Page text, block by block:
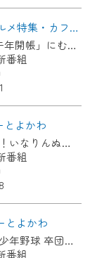
【豊川稲荷周辺グルメ特集・カフェギャラリーごん】Cちゃんのぐるめポケット
11月の「豊川稲荷午年開帳」にむけて、毎月豊川稲荷周辺のグルメを紹介します！ 今回は狐のグッズや縁起物を展示＆販売している古民家カフェ！自慢のお狐ぜんざいやお狐メニューが食べられます♪
番組
とよかわ
〇新商品 販売開始！いなりんぬいぐるみペンケース 〇足立歌謡 歌謡発表会 〇桜ヶ丘ミュージアム美術展 〇総合保健センター OPEN
番組
とよかわ
スポーツ傑作選 〇少年野球 卒団記念大会 〇太田敦也さん スポーツ特別功労賞 〇豊川市の小学生 サッカー世界一 〇豊川工科 スマートフェンシング
番組
の地域
、いつ
域情報
のサー
くには、
マイ